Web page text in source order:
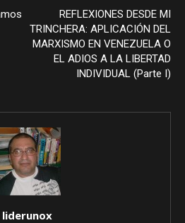
REFLEXIONES DESDE MI
TRINCHERA: APLICACIÓN DEL
MARXISMO EN VENEZUELA O
EL ADIOS A LA LIBERTAD
INDIVIDUAL (Parte I)
liderunox